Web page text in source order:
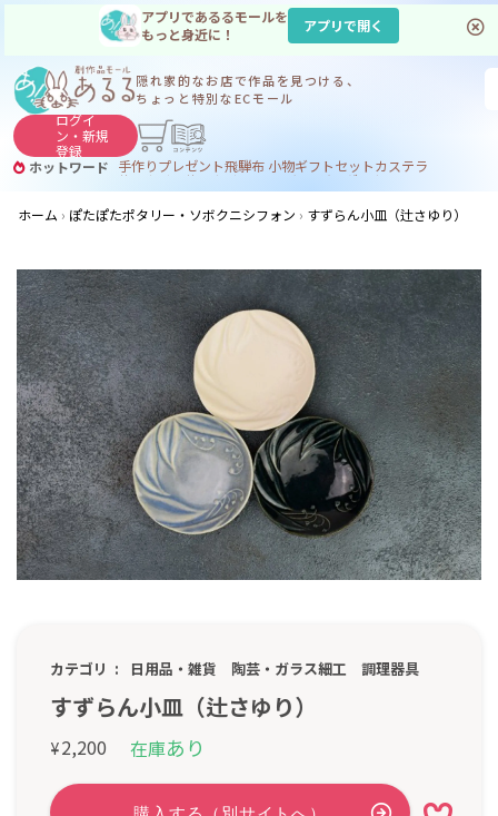
アプリであるるモールを
もっと身近に！
アプリで開く
隠れ家的なお店で作品を見つける、
ちょっと特別なECモール
ログイ
ン・新規
登録
ホットワード 手作りプレゼント飛騨布 小物ギフトセットカステラ
サヌカイト コーヒー
ジンギスカン
ホーム
ぽたぽたポタリー・ソボクニシフォン すずらん小皿（辻さゆり）
カテゴリ 日用品・雑貨 陶芸・ガラス細工 調理器具
すずらん小皿（辻さゆり）
¥2,200 在庫あり